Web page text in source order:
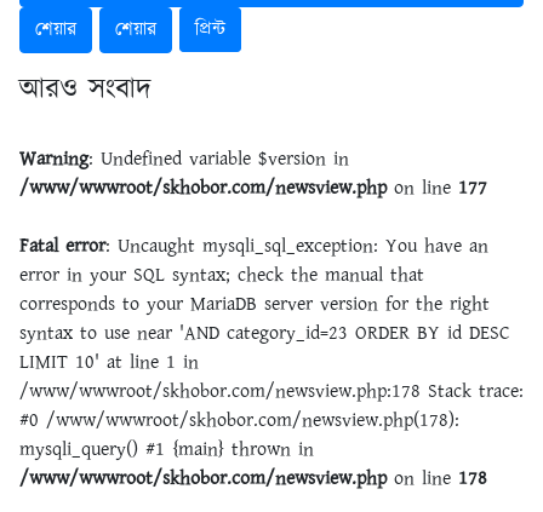
শেয়ার
শেয়ার প্রিন্ট
আরও সংবাদ
Warning: Undefined variable $version in
/www/wwwroot/skhobor.com/newsview.phpon line 177
Fatal error: Uncaught mysqli_sql_exception: You have an
error in your SQL syntax; check the manual that
corresponds to your MariaDB server version for the right
syntax to use near 'AND category_id=23 ORDER BY id DESC
LIMIT 10' at line 1 in
/www/wwwroot/skhobor.com/newsview.php:178 Stack trace:
#0 /www/wwwroot/skhobor.com/newsview.php(178):
mysqli_query() #1 {main} thrown in
/www/wwwroot/skhobor.com/newsview.phpon line 178